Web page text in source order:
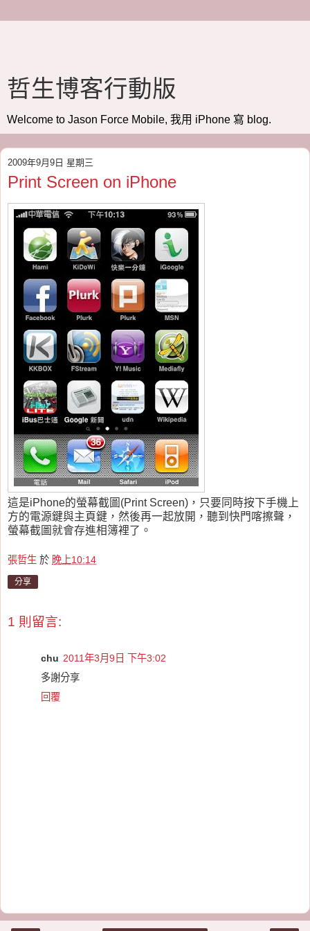
哲生博客行動版
Welcome to Jason Force Mobile, 我用 iPhone 寫 blog.
2009年9月9日 星期三
Print Screen on iPhone
這是iPhone的螢幕截圖(Print Screen)，只要同時按下手機上
方的電源鍵與主頁鍵，然後再一起放開，聽到快門喀擦聲，
螢幕截圖就會存進相簿裡了。
張哲生 於 晚上10:14
分享
1 則留言:
chu 2011年3月9日 下午3:02
多謝分享
回覆